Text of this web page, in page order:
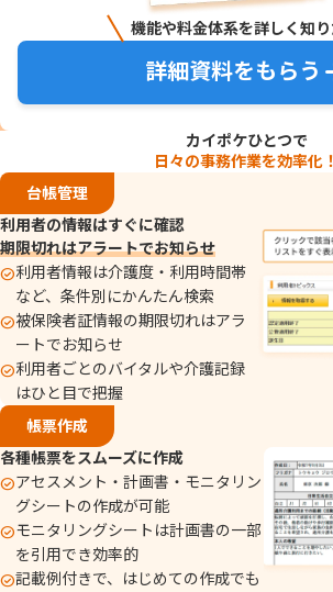
機能や料金体系を詳しく知
詳細資料をもらう
カイポケひとつで
日々の事務作業を効率化！
台帳管理
利用者の情報はすぐに確認
期限切れはアラートでお知らせ
利用者情報は介護度・利用​時間帯
など、条件別にかんたん検索
被保険者証情報の期限切れはアラ
ートでお知らせ
利用者ごとのバイタルや介護記録
はひと目で把握
帳票作成​
各種帳票をスムーズに作成
アセスメント・計画書・モニタリン
グシートの​作成が​可能
モニタリングシートは​計画書の一部
を​引用でき効率的
記載例付きで、はじめての​作成でも